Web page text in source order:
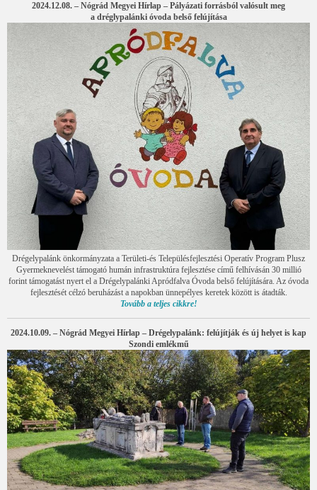
2024.12.08. – Nógrád Megyei Hírlap – Pályázati forrásból valósult meg
a dréglypalánki óvoda belső felújítása
Drégelypalánk önkormányzata a Területi-és Településfejlesztési Operatív Program Plusz
Gyermeknevelést támogató humán infrastruktúra fejlesztése című felhívásán 30 millió
forint támogatást nyert el a Drégelypalánki Apródfalva Óvoda belső felújítására. Az óvoda
fejlesztését célzó beruházást a napokban ünnepélyes keretek között is átadták.
Tovább a teljes cikkre!
2024.10.09. – Nógrád Megyei Hírlap – Drégelypalánk: felújítják és új helyet is kap
Szondi emlékmű